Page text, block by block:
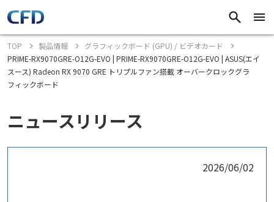
TOP 製品情報
グラフィックボード (GPU) / ビデオカード
PRIME-RX9070GRE-O12G-EVO | PRIME-RX9070GRE-O12G-EVO | ASUS(エイ
スース) Radeon RX 9070 GRE トリプルファン搭載 オーバークロックグラ
フィックボード
ニュースリリース
2026/06/02